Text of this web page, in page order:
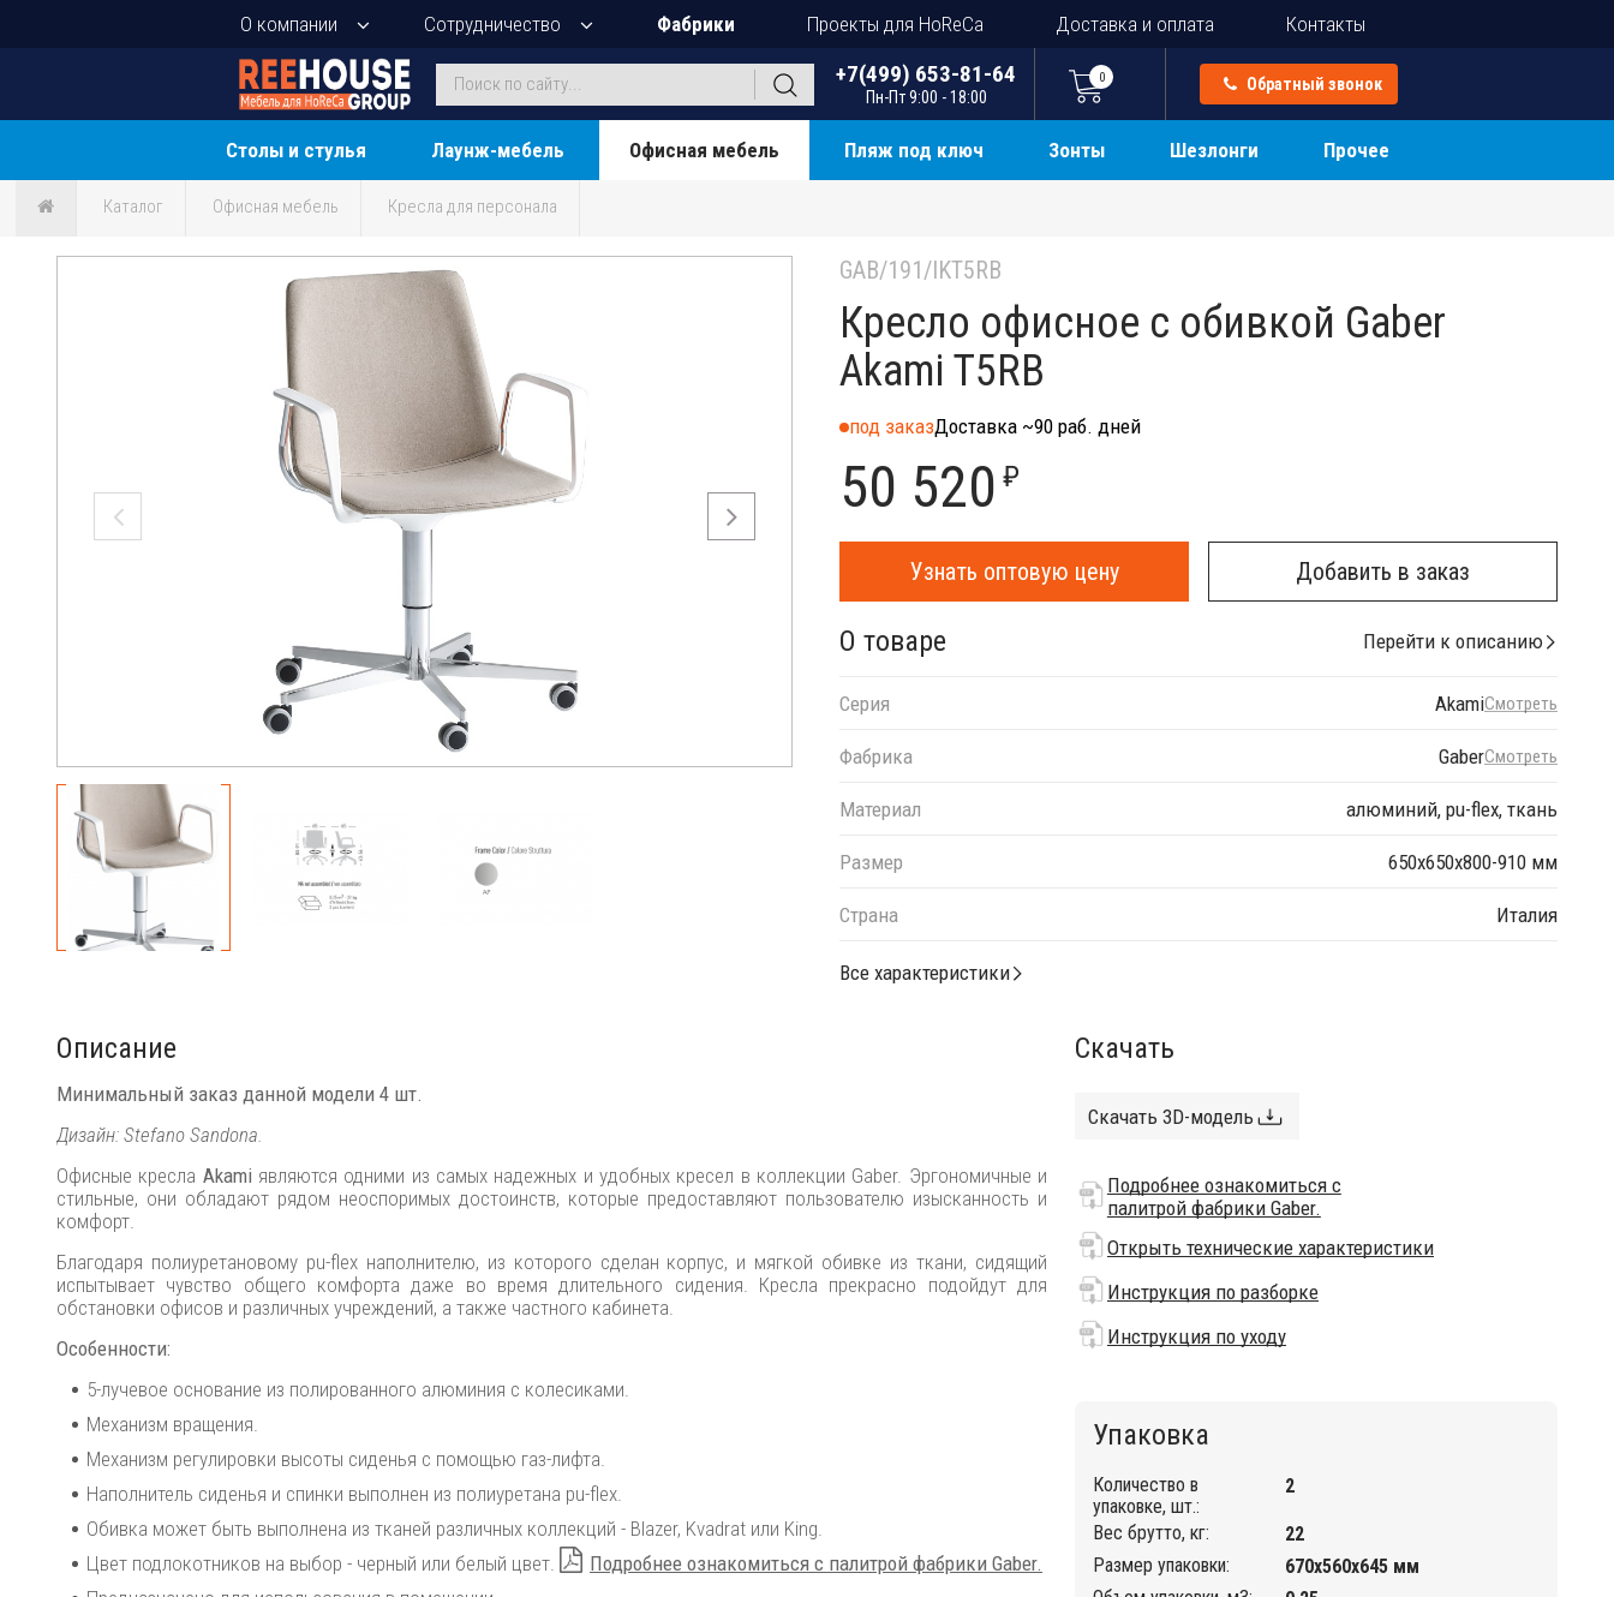
О компании Сотрудничество Фабрики Проекты для HoReCa Доставка и оплата Контакты
+7(499) 653-81-64
Пн-Пт 9:00 - 18:00
0 Обратный звонок
Столы и стулья Лаунж-мебель Офисная мебель Пляж под ключ Зонты Шезлонги Прочее
Каталог Офисная мебель Кресла для персонала
GAB/191/IKT5RB
Кресло офисное с обивкой Gaber
Akami T5RB
под заказДоставка ~90 раб. дней
50 520 ₽
Узнать оптовую цену Добавить в заказ
О товаре Перейти к описанию
Серия AkamiСмотреть
Фабрика GaberСмотреть
Материал алюминий, pu-flex, ткань
Размер 650х650х800-910 мм
Страна Италия
Все характеристики
Описание
Минимальный заказ данной модели 4 шт.
Дизайн: Stefano Sandona.
Офисные кресла Akami являются одними из самых надежных и удобных кресел в коллекции Gaber. Эргономичные и
стильные, они обладают рядом неоспоримых достоинств, которые предоставляют пользователю изысканность и
комфорт.
Благодаря полиуретановому pu-flex наполнителю, из которого сделан корпус, и мягкой обивке из ткани, сидящий
испытывает чувство общего комфорта даже во время длительного сидения. Кресла прекрасно подойдут для
обстановки офисов и различных учреждений, а также частного кабинета.
Особенности:
5-лучевое основание из полированного алюминия с колесиками.
Механизм вращения.
Механизм регулировки высоты сиденья с помощью газ-лифта.
Наполнитель сиденья и спинки выполнен из полиуретана pu-flex.
Обивка может быть выполнена из тканей различных коллекций - Blazer, Kvadrat или King.
Цвет подлокотников на выбор - черный или белый цвет.
Подробнее ознакомиться с палитрой фабрики Gaber.
Скачать
Скачать 3D-модель
Подробнее ознакомиться с
палитрой фабрики Gaber.
Открыть технические характеристики
Инструкция по разборке
Инструкция по уходу
Упаковка
Количество в
упаковке, шт.:
2
Вес брутто, кг:
22
Размер упаковки:
670х560х645 мм